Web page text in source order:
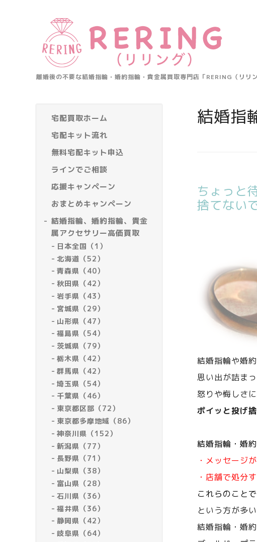
離婚後の不要な結婚指輪・婚約指輪・貴金属買取専門店「RERING（リリ
宅配買取ホーム
宅配キット流れ
無料宅配キット申込
ラインでご相談
応援キャンペーン
おまとめキャンペーン
結婚指輪、婚約指輪、貴金
属アクセサリー高価買取
日本全国（1）
北海道（52）
青森県（40）
秋田県（42）
岩手県（43）
宮城県（29）
山形県（47）
福島県（54）
茨城県（79）
栃木県（42）
群馬県（42）
埼玉県（54）
千葉県（46）
東京都区部（72）
東京都多摩地域（86）
神奈川県（152）
新潟県（77）
長野県（71）
山梨県（38）
富山県（28）
石川県（36）
福井県（36）
静岡県（42）
岐阜県（64）
結婚指
ちょっと
捨てない
結婚指輪や婚
思い出が詰ま
怒りや悔しさ
ポイッと投げ
結婚指輪・婚
・メッセージ
・店舗で処分
これらのこと
という方が多い
結婚指輪・婚